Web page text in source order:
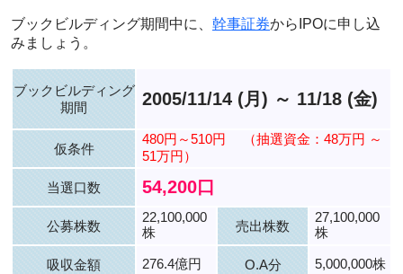
ブックビルディング期間中に、 幹事証券からIPOに申し込
みましょう。
ブックビルディング
期間
2005/11/14 (月) ～ 11/18 (金)
仮条件
480円～510円
（抽選資金：48万円 ～
51万円）
当選口数 54,200口
公募株数
22,100,000
株
売出株数
27,100,000
株
吸収金額 276.4億円 O.A分 5,000,000株